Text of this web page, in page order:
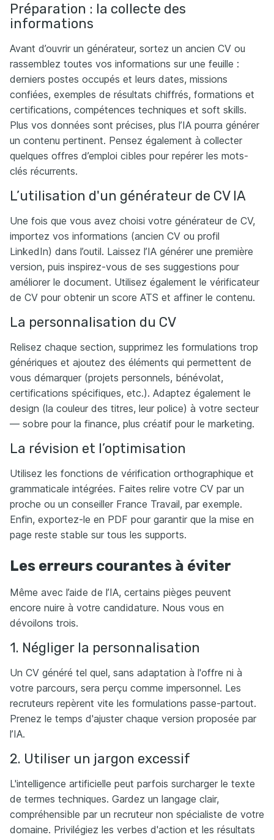
Préparation : la collecte des
informations
Avant d’ouvrir un générateur, sortez un ancien CV ou
rassemblez toutes vos informations sur une feuille :
derniers postes occupés et leurs dates, missions
confiées, exemples de résultats chiffrés, formations et
certifications, compétences techniques et soft skills.
Plus vos données sont précises, plus l’IA pourra générer
un contenu pertinent. Pensez également à collecter
quelques offres d’emploi cibles pour repérer les mots-
clés récurrents.
L’utilisation d'un générateur de CV IA
Une fois que vous avez choisi votre générateur de CV,
importez vos informations (ancien CV ou profil
LinkedIn) dans l’outil. Laissez l’IA générer une première
version, puis inspirez-vous de ses suggestions pour
améliorer le document. Utilisez également le vérificateur
de CV pour obtenir un score ATS et affiner le contenu.
La personnalisation du CV
Relisez chaque section, supprimez les formulations trop
génériques et ajoutez des éléments qui permettent de
vous démarquer (projets personnels, bénévolat,
certifications spécifiques, etc.). Adaptez également le
design (la couleur des titres, leur police) à votre secteur
— sobre pour la finance, plus créatif pour le marketing.
La révision et l’optimisation
Utilisez les fonctions de vérification orthographique et
grammaticale intégrées. Faites relire votre CV par un
proche ou un conseiller France Travail, par exemple.
Enfin, exportez-le en PDF pour garantir que la mise en
page reste stable sur tous les supports.
Les erreurs courantes à éviter
Même avec l’aide de l’IA, certains pièges peuvent
encore nuire à votre candidature. Nous vous en
dévoilons trois.
1. Négliger la personnalisation
Un CV généré tel quel, sans adaptation à l'offre ni à
votre parcours, sera perçu comme impersonnel. Les
recruteurs repèrent vite les formulations passe-partout.
Prenez le temps d'ajuster chaque version proposée par
l’IA.
2. Utiliser un jargon excessif
L'intelligence artificielle peut parfois surcharger le texte
de termes techniques. Gardez un langage clair,
compréhensible par un recruteur non spécialiste de votre
domaine. Privilégiez les verbes d'action et les résultats